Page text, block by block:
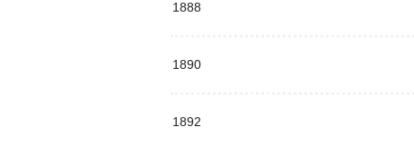
1888
1890
1892